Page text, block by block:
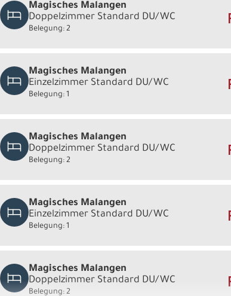
Magisches Malangen
Doppelzimmer Standard DU/WC
Belegung: 2
Magisches Malangen
Einzelzimmer Standard DU/WC
Belegung: 1
Magisches Malangen
Doppelzimmer Standard DU/WC
Belegung: 2
Magisches Malangen
Einzelzimmer Standard DU/WC
Belegung: 1
Magisches Malangen
Doppelzimmer Standard DU/WC
Belegung: 2